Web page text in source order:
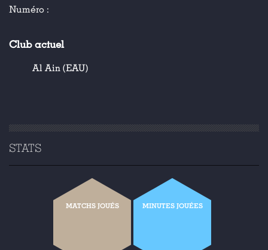
Numéro :
Club actuel
Al Ain (EAU)
STATS
MATCHS JOUÉS MINUTES JOUÉES